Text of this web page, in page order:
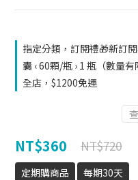
指定分類，訂閱禮🎁新訂
囊 ‹ 60顆/瓶 › 1 瓶（數量有
全店，$1200免運
NT$360 NT$720
定期購商品 每期30天